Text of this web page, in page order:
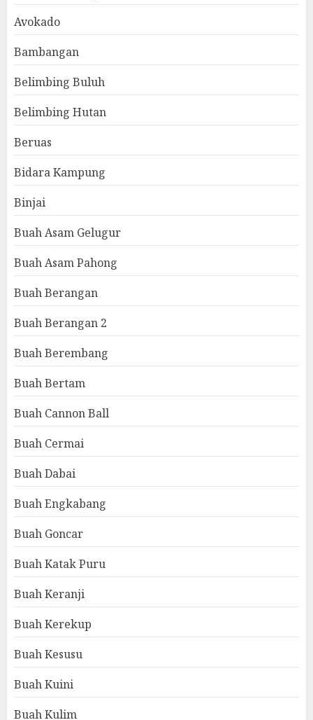
Avokado
Bambangan
Belimbing Buluh
Belimbing Hutan
Beruas
Bidara Kampung
Binjai
Buah Asam Gelugur
Buah Asam Pahong
Buah Berangan
Buah Berangan 2
Buah Berembang
Buah Bertam
Buah Cannon Ball
Buah Cermai
Buah Dabai
Buah Engkabang
Buah Goncar
Buah Katak Puru
Buah Keranji
Buah Kerekup
Buah Kesusu
Buah Kuini
Buah Kulim